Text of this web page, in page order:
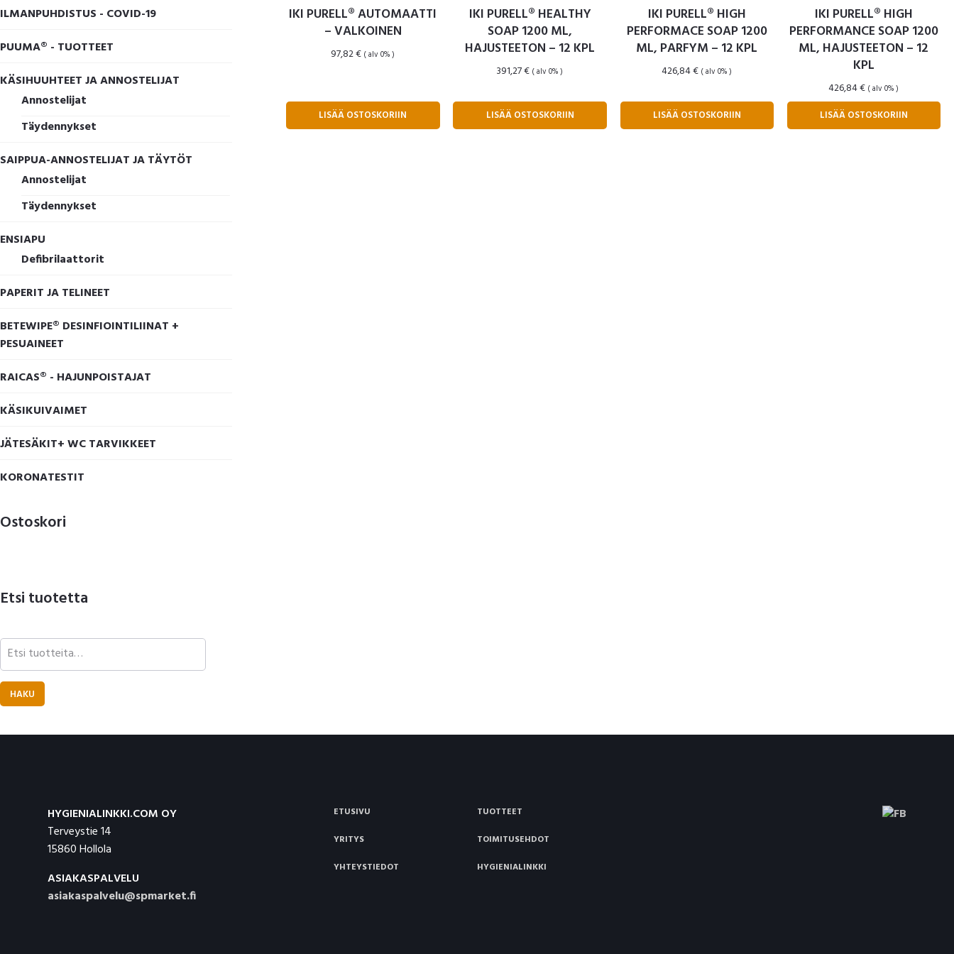
IKI PURELL® AUTOMAATTI
– VALKOINEN
97,82€ ( alv 0% )
LISÄÄ OSTOSKORIIN
IKI PURELL® HEALTHY
SOAP 1200 ML,
HAJUSTEETON – 12 KPL
391,27€ ( alv 0% )
LISÄÄ OSTOSKORIIN
IKI PURELL® HIGH
PERFORMACE SOAP 1200
ML, PARFYM – 12 KPL
426,84€ ( alv 0% )
LISÄÄ OSTOSKORIIN
IKI PURELL® HIGH
PERFORMANCE SOAP 1200
ML, HAJUSTEETON – 12
KPL
426,84€ ( alv 0% )
LISÄÄ OSTOSKORIIN
ILMANPUHDISTUS - COVID-19
PUUMA® - TUOTTEET
KÄSIHUUHTEET JA ANNOSTELIJAT
Annostelijat
Täydennykset
SAIPPUA-ANNOSTELIJAT JA TÄYTÖT
Annostelijat
Täydennykset
ENSIAPU
Defibrilaattorit
PAPERIT JA TELINEET
BETEWIPE® DESINFIOINTILIINAT +
PESUAINEET
RAICAS® - HAJUNPOISTAJAT
KÄSIKUIVAIMET
JÄTESÄKIT+ WC TARVIKKEET
KORONATESTIT
Ostoskori
Etsi tuotetta
Etsi:
HAKU
HYGIENIALINKKI.COM OY
Terveystie 14
15860 Hollola
ASIAKASPALVELU
asiakaspalvelu@spmarket.fi
ETUSIVU
TUOTTEET
YRITYS
TOIMITUSEHDOT
YHTEYSTIEDOT
HYGIENIALINKKI